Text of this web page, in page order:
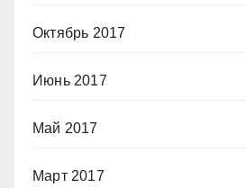
Октябрь 2017
Июнь 2017
Май 2017
Март 2017